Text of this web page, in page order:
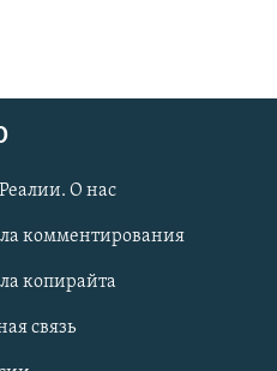
О нас
комментирования
копирайта
связь